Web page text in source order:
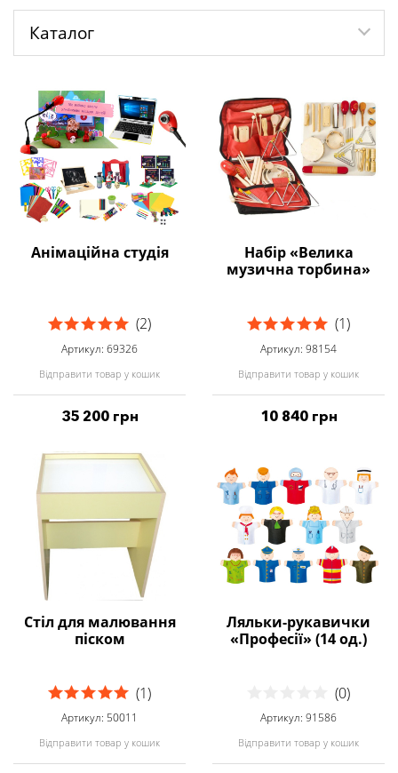
Каталог
Анімаційна студія
(2)
Артикул: 69326
Відправити товар у кошик
35 200 грн
Набір «Велика
музична торбина»
(1)
Артикул: 98154
Відправити товар у кошик
10 840 грн
Стіл для малювання
піском
(1)
Артикул: 50011
Відправити товар у кошик
Ляльки-рукавички
«Професії» (14 од.)
(0)
Артикул: 91586
Відправити товар у кошик